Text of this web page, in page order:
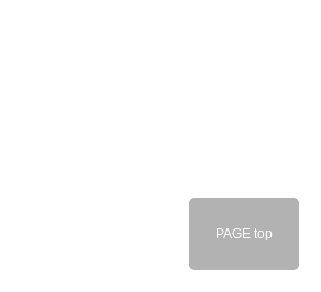
PAGE top